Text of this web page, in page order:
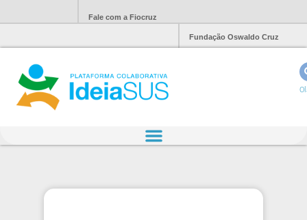
Fale com a Fiocruz
Fundação Oswaldo Cruz